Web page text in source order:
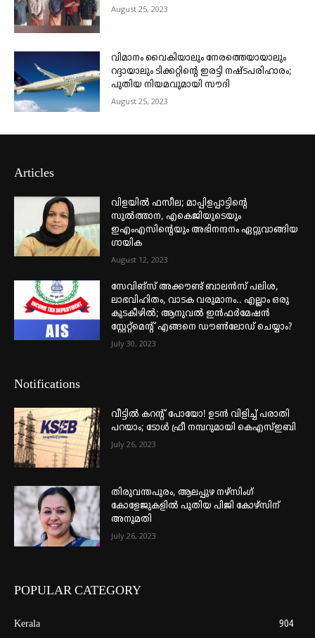
August 25, 2023
വിമാനം വൈകിയാലും നേരത്തെയായാലും
റദ്ദായാലും ടിക്കറ്റിന്റെ ഇരട്ടി നഷ്ടപരിഹാരം;
പുതിയ നിയമവുമായി സൗദി
August 25, 2023
Articles
വിളയിൽ ഫസീല; മാപ്പിളപ്പാട്ടിന്റെ
സുൽത്താന, എകെജിയുടെയും
ഇഎംഎസിന്റെയും അഭിനന്ദനം ഏറ്റുവാങ്ങിയ
ഗായിക
August 12, 2023
സേവിങ്സ് അക്കൗണ്ട് ബാലൻസ് പലിശ,
ലാഭവിഹിതം, വാടക വരുമാനം.. എല്ലാം ഒരു
കുടകീഴിൽ; ആനുവൽ ഇൻഫർമേഷൻ
സ്റ്റേറ്റ്മെന്റ് എങ്ങനെ ഡൗൺലോഡ് ചെയ്യാം?
July 30, 2023
Notifications
വീട്ടില്‍ കറന്റ് പോയോ! ഉടന്‍ വിളിച്ച് പരാതി
പറയാം; ടോള്‍ ഫ്രീ നമ്പറുമായി കെഎസ്ഇബി
July 26, 2023
തിരുവന്തപുരം, ആലപ്പുഴ നഴ്‌സിംഗ്
കോളേജുകളില്‍ പുതിയ പിജി കോഴ്‌സിന്
അനുമതി
July 26, 2023
POPULAR CATEGORY
Kerala 904